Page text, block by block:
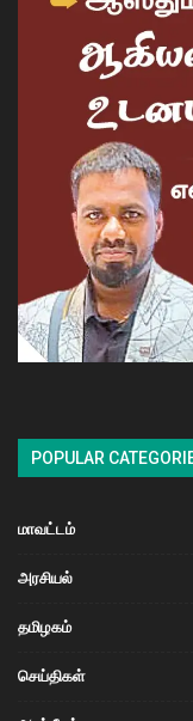
POPULAR
மாவட்டம்
அரசியல்
தமிழகம்
செய்திகள்